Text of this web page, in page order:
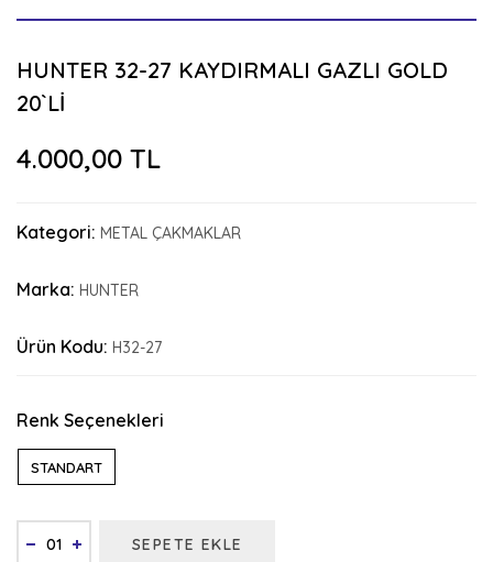
HUNTER 32-27 KAYDIRMALI GAZLI GOLD
20`Lİ
4.000,00 TL
Kategori: METAL ÇAKMAKLAR
Marka: HUNTER
Ürün Kodu: H32-27
Renk Seçenekleri
STANDART
SEPETE EKLE